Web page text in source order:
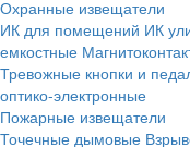
Охранные извещатели
ИК для помещений ИК
емкостные
Тревожные кнопки и
оптико-электронные
Пожарные извещатели
Точечные дымовые